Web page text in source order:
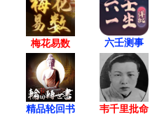
梅花易数 六壬测事
精品轮回书 韦千里批命